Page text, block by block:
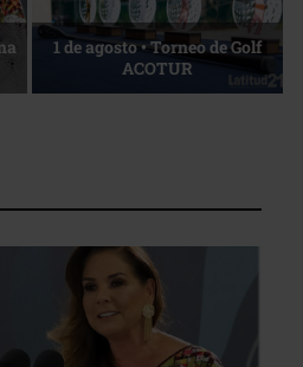
La esencia del servicio